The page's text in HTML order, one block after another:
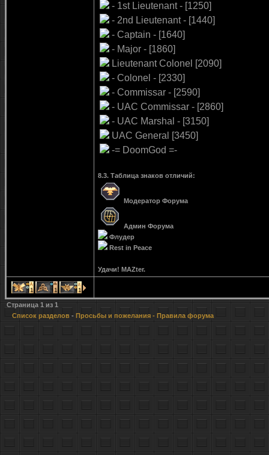
- 1st Lieutenant - [1250]
- 2nd Lieutenant - [1440]
- Captain - [1640]
- Major - [1860]
Lieutenant Colonel [2090]
- Colonel - [2330]
- Commissar - [2590]
- UAC Commissar - [2860]
- UAC Marshal - [3150]
UAC General [3450]
-= DoomGod =-
8.3. Таблица знаков отличий:
Модератор Форума
Админ Форума
Флудер
Rest in Peace
Удачи! MAZter.
1 1 1
Страница 1 из 1
Список разделов- Просьбы и пожелания - Правила форума